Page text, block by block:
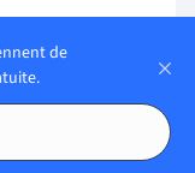
des
autres.
présente son
de